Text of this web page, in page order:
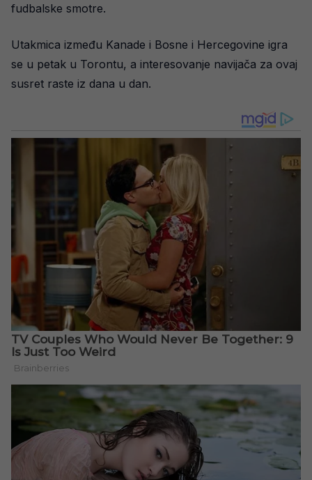
fudbalske smotre.
Utakmica između Kanade i Bosne i Hercegovine igra
se u petak u Torontu, a interesovanje navijača za ovaj
susret raste iz dana u dan.